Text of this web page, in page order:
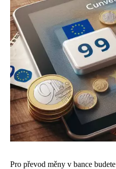
Pro převod měny v bance